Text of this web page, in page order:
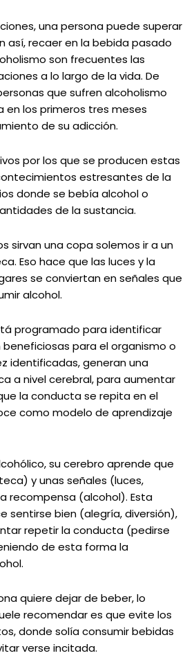
una persona puede superar
así, recaer en la bebida pasado
son frecuentes las
a lo largo de la vida. De
que sufren alcoholismo
en los primeros tres meses
de su adicción.
por los que se producen estas
estresantes de la
donde se bebía alcohol o
de la sustancia.
sirvan una copa solemos ir a un
Eso hace que las luces y la
se conviertan en señales que
alcohol.
programado para identificar
para el organismo o
identificadas, generan una
a nivel cerebral, para aumentar
la conducta se repita en el
como modelo de aprendizaje
su cerebro aprende que
y unas señales (luces,
recompensa (alcohol). Esta
sentirse bien (alegría, diversión),
repetir la conducta (pedirse
de esta forma la
quiere dejar de beber, lo
recomendar es que evite los
donde solía consumir bebidas
verse incitada.